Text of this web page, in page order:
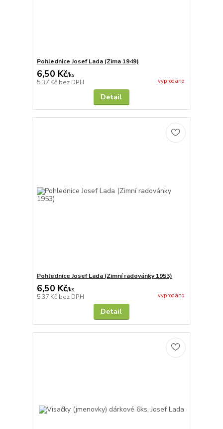
Pohlednice Josef Lada (Zima 1949)
6,50 Kč/ks
5,37 Kč bez DPH vyprodáno
Detail
Pohlednice Josef Lada (Zimní radovánky 1953)
6,50 Kč/ks
5,37 Kč bez DPH vyprodáno
Detail